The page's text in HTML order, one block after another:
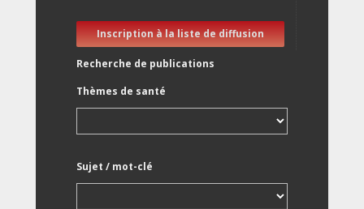
Inscription à la liste de diffusion
Recherche de publications
Thèmes de santé
Sujet / mot-clé